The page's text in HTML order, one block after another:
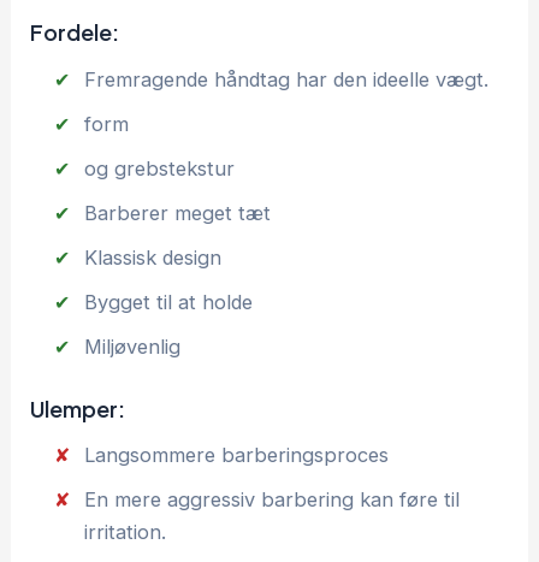
Fordele:
Fremragende håndtag har den ideelle vægt.
form
og grebstekstur
Barberer meget tæt
Klassisk design
Bygget til at holde
Miljøvenlig
Ulemper:
Langsommere barberingsproces
En mere aggressiv barbering kan føre til
irritation.